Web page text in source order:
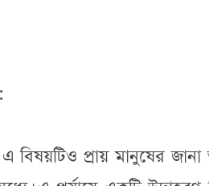
বিষয়টিও প্রায় মানুষের